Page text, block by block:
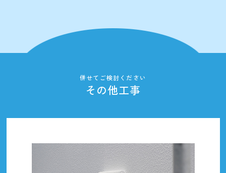
併せてご検討ください
その他工事